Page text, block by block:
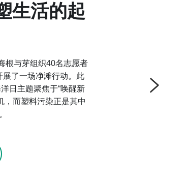
生活的起
根与芽组织40名志愿者
了一场净滩行动。此
日主题聚焦于“唤醒新
，而塑料污染正是其中